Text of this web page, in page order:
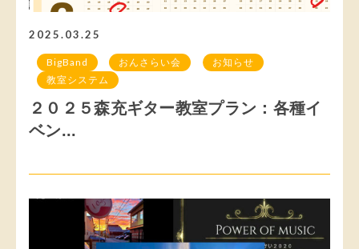
2025.03.25
BigBand おんさらい会
お知らせ
教室システム
２０２５森充ギター教室プラン：各種イ
ベン...